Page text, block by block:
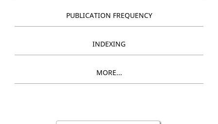
PUBLICATION FREQUENCY
INDEXING
MORE...